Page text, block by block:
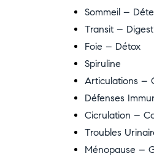
Sommeil –
Transit –
Foie – Détox
Spiruline
Articulations –
Défenses
Cicrulation –
Troubles
Ménopause –